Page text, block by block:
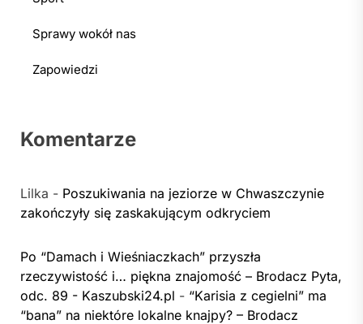
Sprawy wokół nas
Zapowiedzi
Komentarze
Lilka - Poszukiwania na jeziorze w Chwaszczynie
zakończyły się zaskakującym odkryciem
Po “Damach i Wieśniaczkach” przyszła
rzeczywistość i… piękna znajomość – Brodacz Pyta,
odc. 89 - Kaszubski24.pl - “Karisia z cegielni” ma
“bana” na niektóre lokalne knajpy? – Brodacz